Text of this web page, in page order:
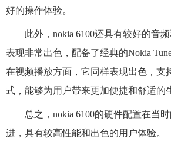
好的操作体验。
此外，nokia 6100还具有较好的音
表现非常出色，配备了经典的Nokia
在视频播放方面，它同样表现出色，支
式，能够为用户带来更加便捷和舒适的
总之，nokia 6100的硬件配置在当
进，具有较高性能和出色的用户体验。